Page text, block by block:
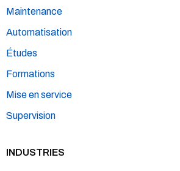
Maintenance
Automatisation
Études
Formations
Mise en service
Supervision
INDUSTRIES